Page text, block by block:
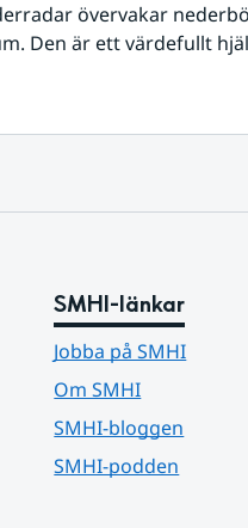
övervakar
Den är ett värdefullt
SMHI-länkar
Jobba på SMHI
Om SMHI
SMHI-bloggen
SMHI-podden